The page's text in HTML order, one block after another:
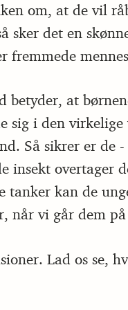
om, at de vil
sker det en
fremmede
betyder, at
sig i den virkelige
Så sikrer er de
insekt overtager
tanker kan de
når vi går dem
Lad os se,